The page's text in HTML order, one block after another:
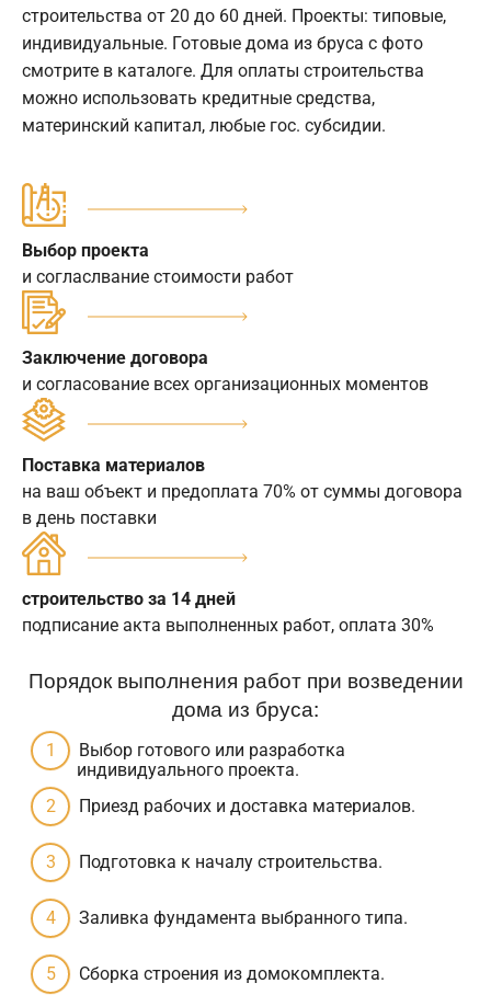
строительства от 20 до 60 дней. Проекты: типовые,
индивидуальные. Готовые дома из бруса с фото
смотрите в каталоге. Для оплаты строительства
можно использовать кредитные средства,
материнский капитал, любые гос. субсидии.
Выбор проекта
и согласлвание стоимости работ
Заключение договора
и согласование всех организационных моментов
Поставка материалов
на ваш объект и предоплата 70% от суммы договора
в день поставки
строительство за 14 дней
подписание акта выполненных работ, оплата 30%
Порядок выполнения работ при возведении
дома из бруса:
Выбор готового или разработка
индивидуального проекта.
Приезд рабочих и доставка материалов.
Подготовка к началу строительства.
Заливка фундамента выбранного типа.
Сборка строения из домокомплекта.